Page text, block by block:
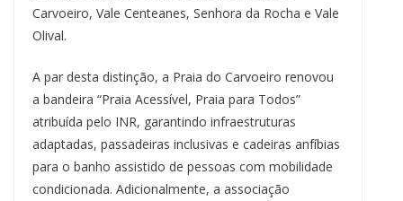
Carvoeiro, Vale Centeanes, Senhora da Rocha e Vale
Olival.
A par desta distinção, a Praia do Carvoeiro renovou
a bandeira “Praia Acessível, Praia para Todos”
atribuída pelo INR, garantindo infraestruturas
adaptadas, passadeiras inclusivas e cadeiras anfíbias
para o banho assistido de pessoas com mobilidade
condicionada. Adicionalmente, a associação